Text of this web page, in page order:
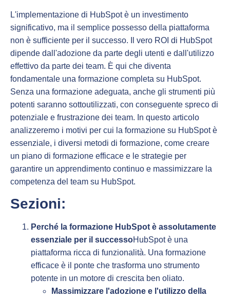
L'implementazione di HubSpot è un investimento
significativo, ma il semplice possesso della piattaforma
non è sufficiente per il successo. Il vero ROI di HubSpot
dipende dall'adozione da parte degli utenti e dall'utilizzo
effettivo da parte dei team. È qui che diventa
fondamentale una formazione completa su HubSpot.
Senza una formazione adeguata, anche gli strumenti più
potenti saranno sottoutilizzati, con conseguente spreco di
potenziale e frustrazione dei team. In questo articolo
analizzeremo i motivi per cui la formazione su HubSpot è
essenziale, i diversi metodi di formazione, come creare
un piano di formazione efficace e le strategie per
garantire un apprendimento continuo e massimizzare la
competenza del team su HubSpot.
Sezioni:
Perché la formazione HubSpot è assolutamente
essenziale per il successoHubSpot è una
piattaforma ricca di funzionalità. Una formazione
efficace è il ponte che trasforma uno strumento
potente in un motore di crescita ben oliato.
Massimizzare l'adozione e l'utilizzo della